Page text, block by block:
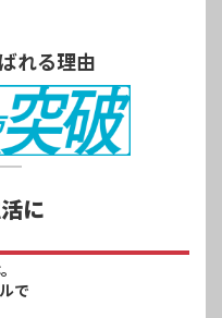
れる理由
に
で